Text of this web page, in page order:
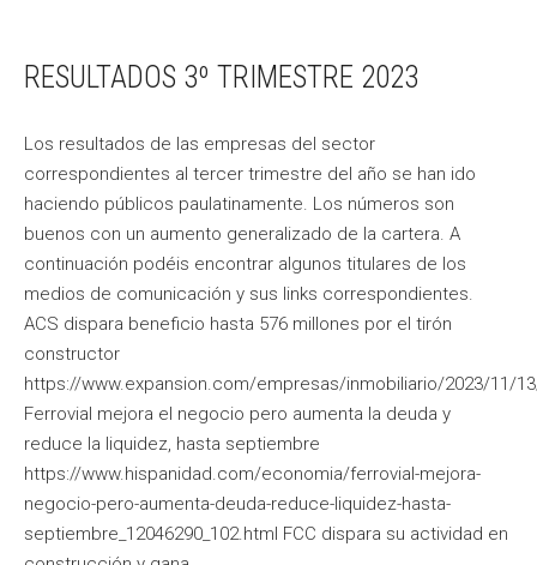
RESULTADOS 3º TRIMESTRE 2023
Los resultados de las empresas del sector
correspondientes al tercer trimestre del año se han ido
haciendo públicos paulatinamente. Los números son
buenos con un aumento generalizado de la cartera. A
continuación podéis encontrar algunos titulares de los
medios de comunicación y sus links correspondientes.
ACS dispara beneficio hasta 576 millones por el tirón
constructor
https://www.expansion.com/empresas/inmobiliario/2023/11/
Ferrovial mejora el negocio pero aumenta la deuda y
reduce la liquidez, hasta septiembre
https://www.hispanidad.com/economia/ferrovial-mejora-
negocio-pero-aumenta-deuda-reduce-liquidez-hasta-
septiembre_12046290_102.html FCC dispara su actividad en